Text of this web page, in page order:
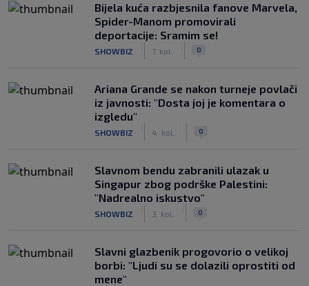
Bijela kuća razbjesnila fanove Marvela,
Spider-Manom promovirali
deportacije: Sramim se!
SHOWBIZ 7. kol. 0
Ariana Grande se nakon turneje povlači
iz javnosti: "Dosta joj je komentara o
izgledu"
SHOWBIZ 4. kol. 0
Slavnom bendu zabranili ulazak u
Singapur zbog podrške Palestini:
"Nadrealno iskustvo"
SHOWBIZ 3. kol. 0
Slavni glazbenik progovorio o velikoj
borbi: "Ljudi su se dolazili oprostiti od
mene"